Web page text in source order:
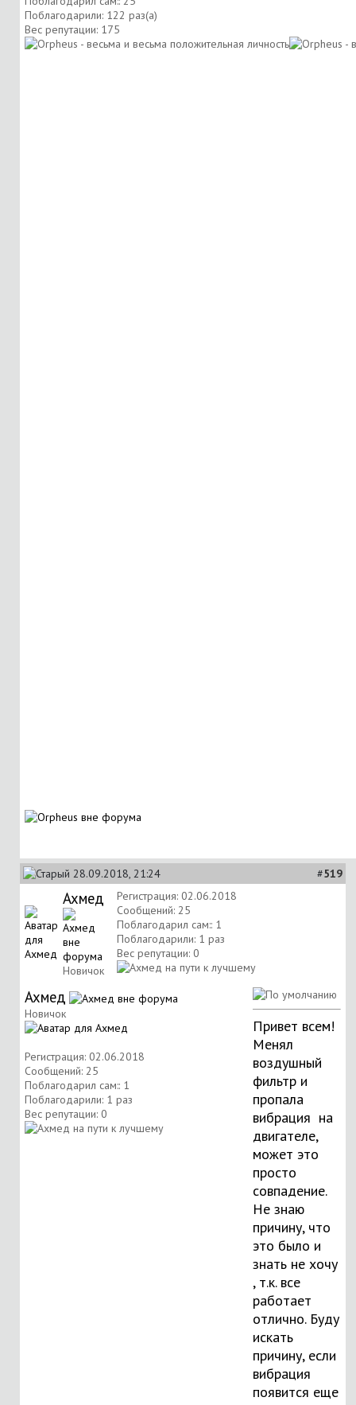
Поблагодарили: 122 раз(а)
Вес репутации: 175
28.09.2018, 21:24 #519
Ахмед
Новичок
Регистрация: 02.06.2018
Сообщений: 25
Поблагодарил сам:: 1
Поблагодарили: 1 раз
Вес репутации: 0
Ахмед
Новичок
Регистрация: 02.06.2018
Сообщений: 25
Поблагодарил сам:: 1
Поблагодарили: 1 раз
Вес репутации: 0
Привет всем!
Менял
воздушный
фильтр и
пропала
вибрация на
двигателе,
может это
просто
совпадение.
Не знаю
причину, что
это было и
знать не хочу
, т.к. все
работает
отлично. Буду
искать
причину, если
вибрация
появится еще